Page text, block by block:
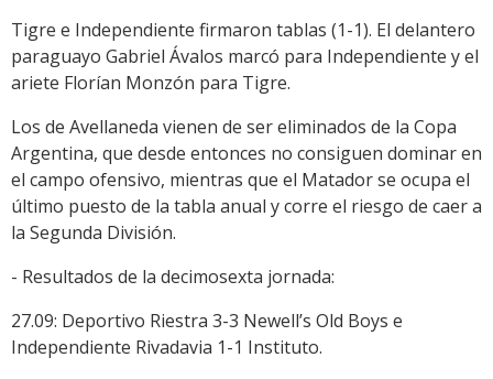
Tigre e Independiente firmaron tablas (1-1). El delantero
paraguayo Gabriel Ávalos marcó para Independiente y el
ariete Florían Monzón para Tigre.
Los de Avellaneda vienen de ser eliminados de la Copa
Argentina, que desde entonces no consiguen dominar en
el campo ofensivo, mientras que el Matador se ocupa el
último puesto de la tabla anual y corre el riesgo de caer a
la Segunda División.
- Resultados de la decimosexta jornada:
27.09: Deportivo Riestra 3-3 Newell’s Old Boys e
Independiente Rivadavia 1-1 Instituto.